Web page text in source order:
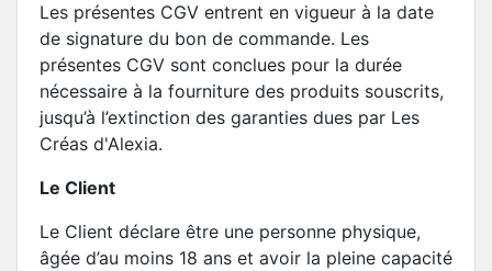
Les présentes CGV entrent en vigueur à la date
de signature du bon de commande. Les
présentes CGV sont conclues pour la durée
nécessaire à la fourniture des produits souscrits,
jusqu’à l’extinction des garanties dues par Les
Créas d'Alexia.
Le Client
Le Client déclare être une personne physique,
âgée d’au moins 18 ans et avoir la pleine capacité